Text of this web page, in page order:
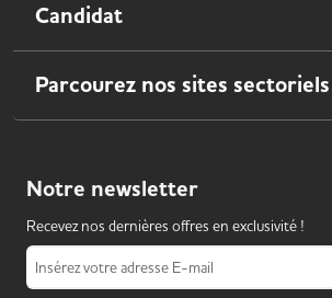
Candidat
Parcourez nos sites sectoriels
Notre newsletter
Recevez nos dernières offres en exclusivité !
Insérez votre adresse E-mail